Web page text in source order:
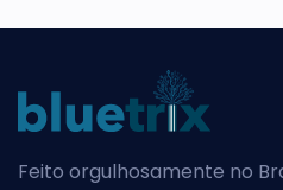
Feito orgulhosamente no